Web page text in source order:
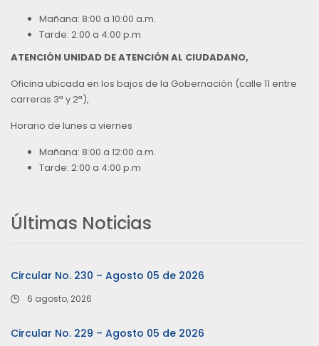
Mañana: 8:00 a 10:00 a.m.
Tarde: 2:00 a 4:00 p.m
ATENCIÓN UNIDAD DE ATENCIÓN AL CIUDADANO,
Oficina ubicada en los bajos de la Gobernación (calle 11 entre
carreras 3ª y 2ª),
Horario de lunes a viernes
Mañana: 8:00 a 12:00 a.m.
Tarde: 2:00 a 4:00 p.m
Últimas Noticias
Circular No. 230 – Agosto 05 de 2026
6 agosto, 2026
Circular No. 229 – Agosto 05 de 2026